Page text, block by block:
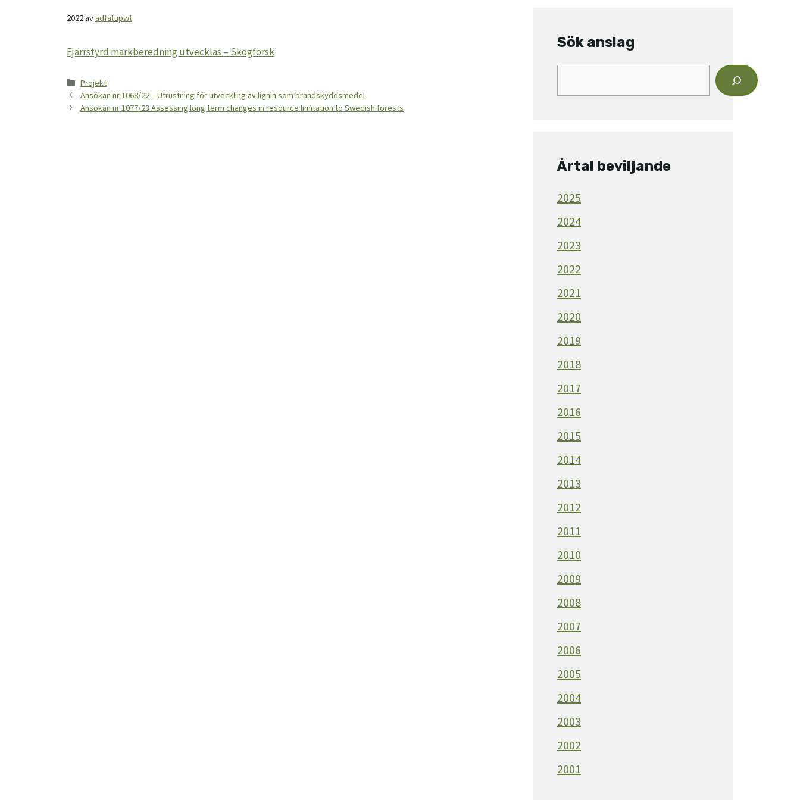
2022avadfatupwt
Fjärrstyrd markberedning utvecklas – Skogforsk
Kategorier
Projekt
Ansökan nr 1068/22 – Utrustning för utveckling av lignin som brandskyddsmedel
Ansökan nr 1077/23 Assessing long term changes in resource limitation to Swedish forests
Sök anslag
Årtal beviljande
2025
2024
2023
2022
2021
2020
2019
2018
2017
2016
2015
2014
2013
2012
2011
2010
2009
2008
2007
2006
2005
2004
2003
2002
2001